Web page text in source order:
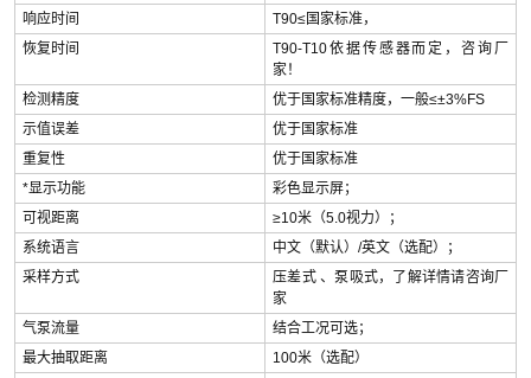
响应时间
T90≤国家标准，
恢复时间
T90-T10依据传感器而定，咨询厂
家！
检测精度
优于国家标准精度，一般≤±3%FS
示值误差
优于国家标准
重复性
优于国家标准
*显示功能
彩色显示屏；
可视距离
≥10米（5.0视力）；
系统语言
中文（默认）/英文（选配）；
采样方式
压差式 、泵吸式，了解详情请咨询厂
家
气泵流量
结合工况可选；
最大抽取距离
100米（选配）